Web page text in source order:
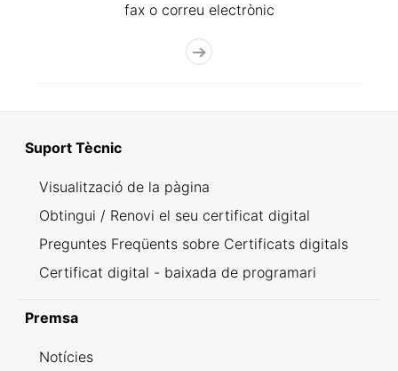
fax o correu electrònic
Suport Tècnic
Visualització de la pàgina
Obtingui / Renovi el seu certificat digital
Preguntes Freqüents sobre Certificats digitals
Certificat digital - baixada de programari
Premsa
Notícies